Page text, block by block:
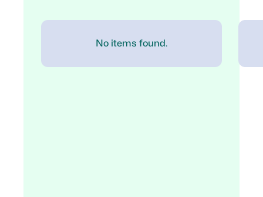
No items found.